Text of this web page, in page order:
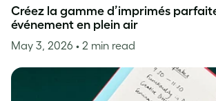
Créez la gamme d’imprimés
événement en plein air
May 3, 2026 • 2 min read